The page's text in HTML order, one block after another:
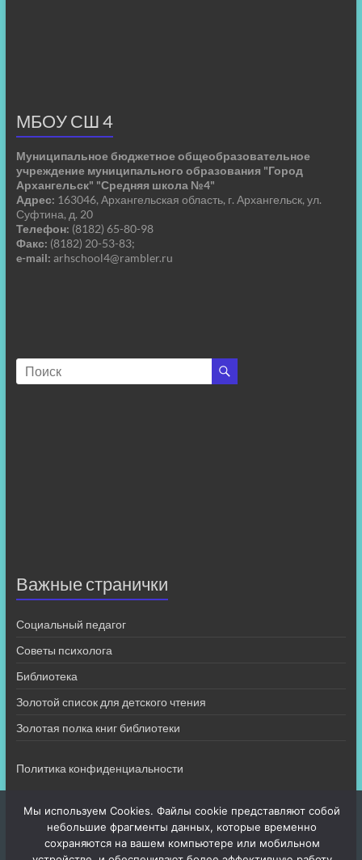
МБОУ СШ 4
Муниципальное бюджетное общеобразовательное
учреждение муниципального образования "Город
Архангельск" "Средняя школа №4"
Адрес: 163046, Архангельская область, г. Архангельск, ул.
Суфтина, д. 20
Телефон: (8182) 65-80-98
Факс: (8182) 20-53-83;
e-mail: arhschool4@rambler.ru
Важные странички
Социальный педагог
Советы психолога
Библиотека
Золотой список для детского чтения
Золотая полка книг библиотеки
Политика конфиденциальности
Мы используем Cookies. Файлы cookie представляют собой
небольшие фрагменты данных, которые временно
сохраняются на вашем компьютере или мобильном